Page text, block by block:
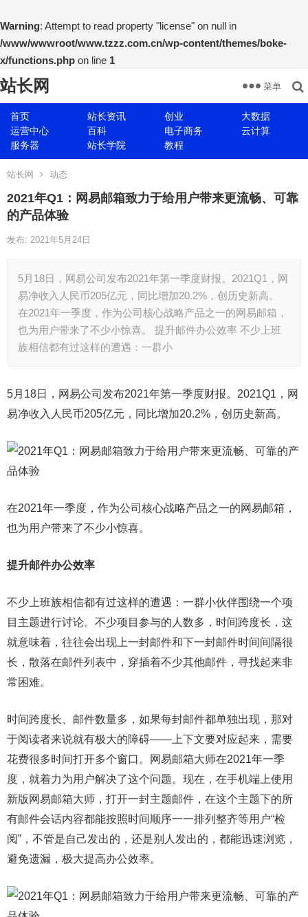
Warning: Attempt to read property "license" on null in
/www/wwwroot/www.tzzz.com.cn/wp-content/themes/boke-
x/functions.php on line 1
站长网
首页 站长资讯 创业
大数据
运营中心
百科 电子商务
云计算
服务器
站长学院 教程
菜单
站长网 动态
2021年Q1：网易邮箱致力于给用户带来更流畅、可靠
的产品体验
发布: 2021年5月24日
5月18日，网易公司发布2021年第一季度财报。2021Q1，网
易净收入人民币205亿元，同比增加20.2%，创历史新高。
在2021年一季度，作为公司核心战略产品之一的网易邮箱，
也为用户带来了不少小惊喜。 提升邮件办公效率 不少上班
族相信都有过这样的遭遇：一群小
5月18日，网易公司发布2021年第一季度财报。2021Q1，网
易净收入人民币205亿元，同比增加20.2%，创历史新高。
在2021年一季度，作为公司核心战略产品之一的网易邮箱，
也为用户带来了不少小惊喜。
提升邮件办公效率
不少上班族相信都有过这样的遭遇：一群小伙伴围绕一个项
目主题进行讨论。不少项目参与的人数多，时间跨度长，这
就意味着，往往会出现上一封邮件和下一封邮件时间间隔很
长，散落在邮件列表中，穿插着不少其他邮件，寻找起来非
常困难。
时间跨度长、邮件数量多，如果每封邮件都单独出现，那对
于阅读者来说就有极大的障碍——上下文要对应起来，需要
花费很多时间打开多个窗口。网易邮箱大师在2021年一季
度，就着力为用户解决了这个问题。现在，在手机端上使用
新版网易邮箱大师，打开一封主题邮件，在这个主题下的所
有邮件会话内容都能按照时间顺序一一排列整齐等用户“检
阅”，不管是自己发出的，还是别人发出的，都能迅速浏览，
避免遗漏，极大提高办公效率。